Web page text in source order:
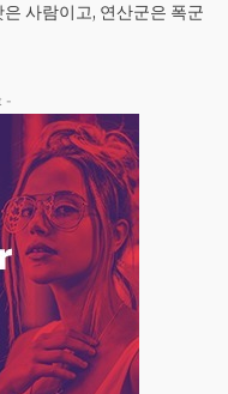
사람이고, 연산군은 폭군
-